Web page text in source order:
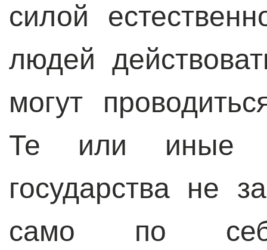
силой
людей
могут
Те или иные
государства не
само по